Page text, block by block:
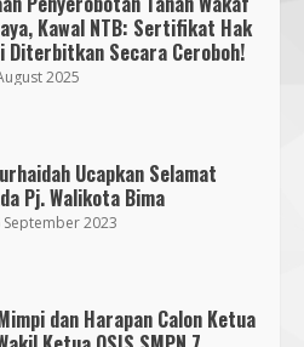
Ucapkan Selamat
Pj. Walikota Bima
2023
dan Harapan Calon Ketua
Ketua OSIS SMPN 7
2023-2024
October 2023
Disiapkan untuk MotoGP